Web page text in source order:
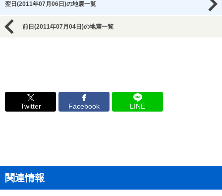
翌日(2011年07月06日)の地震一覧
前日(2011年07月04日)の地震一覧
Twitter Facebook LINE
関連情報